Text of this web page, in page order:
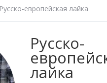
Русско-европейская лайка
Русско-
лайка